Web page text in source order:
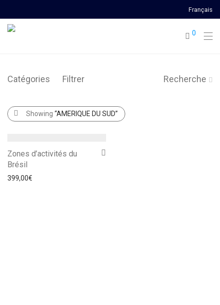
Français
0
Catégories Filtrer Recherche
Showing “AMERIQUE DU SUD”
Zones d’activités du
Brésil
399,00€